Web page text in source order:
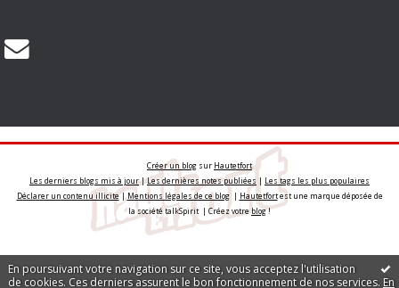
En poursuivant votre navigation sur ce site, vous acceptez l'utilisation
de cookies. Ces derniers assurent le bon fonctionnement de nos services. En
Créer un blog sur Hautetfort
Les derniers blogs mis à jour|Les dernières notes publiées | Les tags les plus populaires
Déclarer un contenu illicite|Mentions légales de ce blog| Hautetfortest une marque déposée de
la société talkSpirit | Créez votreblog!